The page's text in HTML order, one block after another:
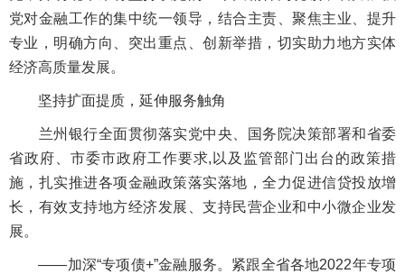
党对金融工作的集中统一领导，结合主责、聚焦主业、提升
专业，明确方向、突出重点、创新举措，切实助力地方实体
经济高质量发展。
坚持扩面提质，延伸服务触角
兰州银行全面贯彻落实党中央、国务院决策部署和省委
省政府、市委市政府工作要求,以及监管部门出台的政策措
施，扎实推进各项金融政策落实落地，全力促进信贷投放增
长，有效支持地方经济发展、支持民营企业和中小微企业发
展。
——加深“专项债+”金融服务。紧跟全省各地2022年专项